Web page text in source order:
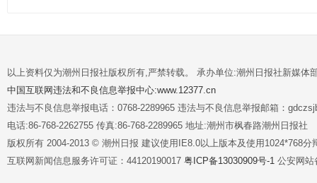
以上资料仅为潮州日报社版权所有,严禁转载。 承办单位:潮州日报社新媒体
中国互联网违法和不良信息举报中心:www.12377.cn
违法与不良信息举报电话：0768-2289965 违法与不良信息举报邮箱：
电话:86-768-2262755 传真:86-768-2289965 地址:潮州市枫春路潮州日报社
版权所有 2004-2013 © 潮州日报 建议使用IE8.0以上版本及使用1024*768分
互联网新闻信息服务许可证：44120190017 粤ICP备13030909号-1 公安网站